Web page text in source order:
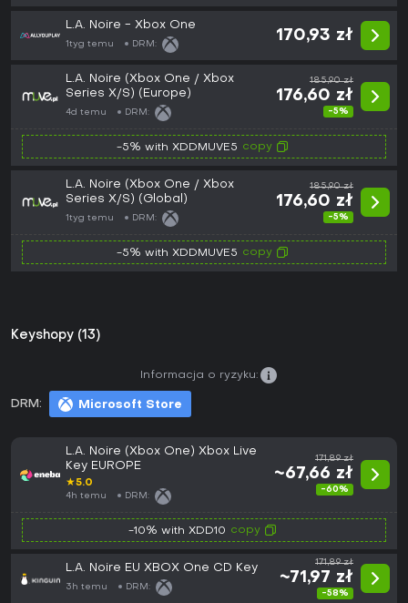
L.A. Noire - Xbox One
1tyg temu DRM:
170,93 zł
L.A. Noire (Xbox One / Xbox
Series X/S) (Europe)
4d temu DRM:
185,90 zł
176,60 zł
-5%
-5% with XDDMUVE5 copy
L.A. Noire (Xbox One / Xbox
Series X/S) (Global)
1tyg temu DRM:
185,90 zł
176,60 zł
-5%
-5% with XDDMUVE5 copy
Keyshopy (13)
DRM: Microsoft Store
Informacja o ryzyku:
L.A. Noire (Xbox One) Xbox Live
Key EUROPE
★5.0
4h temu DRM:
171,89 zł
~67,66 zł
-60%
-10% with XDD10 copy
L.A. Noire EU XBOX One CD Key
3h temu DRM:
171,89 zł
~71,97 zł
-58%